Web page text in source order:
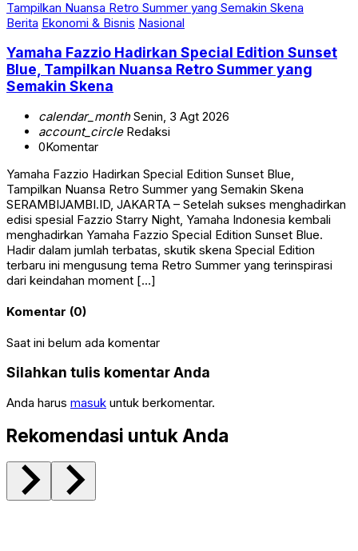
Berita Ekonomi & Bisnis Nasional
Yamaha Fazzio Hadirkan Special Edition Sunset
Blue, Tampilkan Nuansa Retro Summer yang
Semakin Skena
calendar_monthSenin, 3 Agt 2026
account_circleRedaksi
0Komentar
Yamaha Fazzio Hadirkan Special Edition Sunset Blue,
Tampilkan Nuansa Retro Summer yang Semakin Skena
SERAMBIJAMBI.ID, JAKARTA – Setelah sukses menghadirkan
edisi spesial Fazzio Starry Night, Yamaha Indonesia kembali
menghadirkan Yamaha Fazzio Special Edition Sunset Blue.
Hadir dalam jumlah terbatas, skutik skena Special Edition
terbaru ini mengusung tema Retro Summer yang terinspirasi
dari keindahan moment […]
Komentar (0)
Saat ini belum ada komentar
Silahkan tulis komentar Anda
Anda harus masuk untuk berkomentar.
Rekomendasi untuk Anda